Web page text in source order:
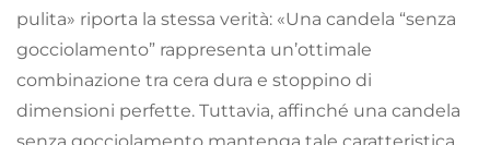
pulita» riporta la stessa verità: «Una candela “senza
gocciolamento” rappresenta un’ottimale
combinazione tra cera dura e stoppino di
dimensioni perfette. Tuttavia, affinché una candela
senza gocciolamento mantenga tale caratteristica,